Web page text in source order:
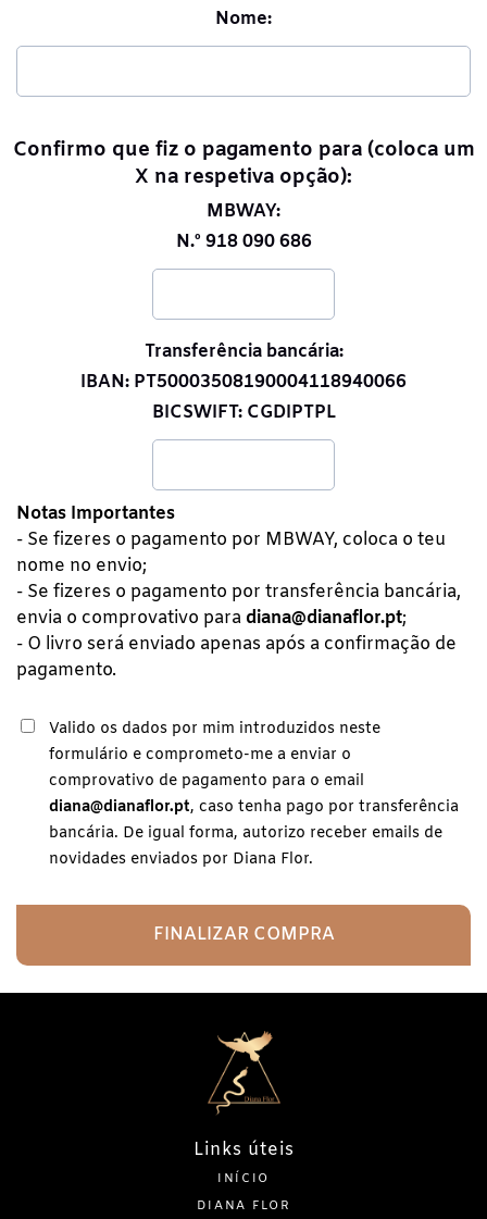
Nome:
Confirmo que fiz o pagamento para (coloca um
X na respetiva opção):
MBWAY:
N.º 918 090 686
Transferência bancária:
IBAN: PT50003508190004118940066
BICSWIFT: CGDIPTPL
Notas Importantes
- Se fizeres o pagamento por MBWAY, coloca o teu
nome no envio;
- Se fizeres o pagamento por transferência bancária,
envia o comprovativo para diana@dianaflor.pt;
- O livro será enviado apenas após a confirmação de
pagamento.
Valido os dados por mim introduzidos neste
formulário e comprometo-me a enviar o
comprovativo de pagamento para o email
diana@dianaflor.pt, caso tenha pago por transferência
bancária. De igual forma, autorizo receber emails de
novidades enviados por Diana Flor.
FINALIZAR COMPRA
Links úteis
INÍCIO
DIANA FLOR